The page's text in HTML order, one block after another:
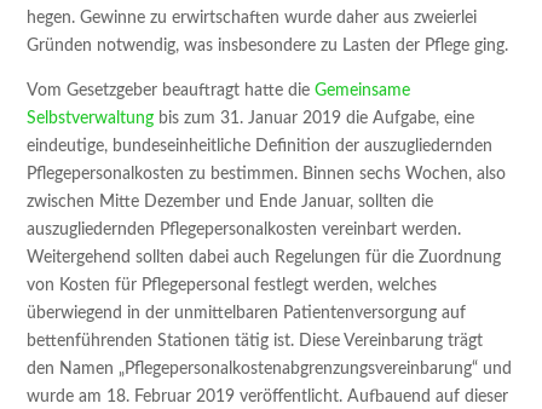
hegen. Gewinne zu erwirtschaften wurde daher aus zweierlei
Gründen notwendig, was insbesondere zu Lasten der Pflege ging.
Vom Gesetzgeber beauftragt hatte dieGemeinsame
Selbstverwaltung bis zum 31. Januar 2019 die Aufgabe, eine
eindeutige, bundeseinheitliche Definition der auszugliedernden
Pflegepersonalkosten zu bestimmen. Binnen sechs Wochen, also
zwischen Mitte Dezember und Ende Januar, sollten die
auszugliedernden Pflegepersonalkosten vereinbart werden.
Weitergehend sollten dabei auch Regelungen für die Zuordnung
von Kosten für Pflegepersonal festlegt werden, welches
überwiegend in der unmittelbaren Patientenversorgung auf
bettenführenden Stationen tätig ist. Diese Vereinbarung trägt
den Namen „Pflegepersonalkostenabgrenzungsvereinbarung“ und
wurde am 18. Februar 2019 veröffentlicht. Aufbauend auf dieser